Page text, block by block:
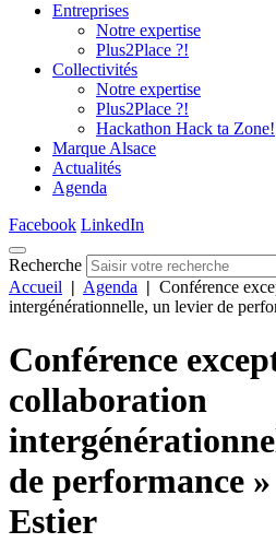
Entreprises
Notre expertise
Plus2Place ?!
Collectivités
Notre expertise
Plus2Place ?!
Hackathon Hack ta Zone!
Marque Alsace
Actualités
Agenda
Facebook LinkedIn
Recherche
Accueil | Agenda | Conférence
intergénérationnelle, un levier de
Conférence
collaboration
de performance
Estier